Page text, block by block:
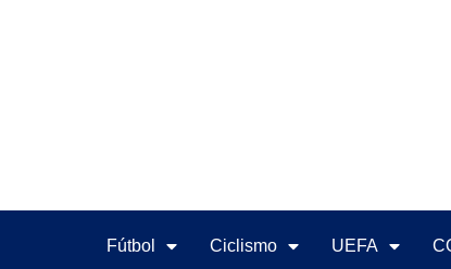
Fútbol Ciclismo UEFA